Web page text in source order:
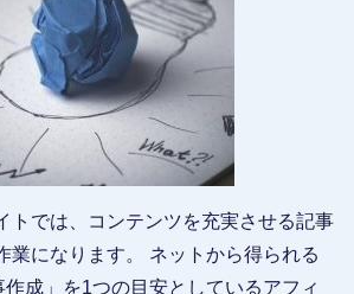
トでは、コンテンツを充実させる記事
業になります。 ネットから得られる
成」を1つの目安としているアフィ